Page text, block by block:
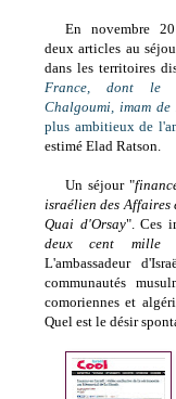
En novembre
deux articles au
dans les territoires
France, dont le
Chalgoumi, imam de
plus ambitieux de
estimé Elad Ratson.
Un séjour "
israélien des Affaires
Quai d'Orsay". Ces
deux cent mille
L'ambassadeur
communautés
comoriennes et
Quel est le désir